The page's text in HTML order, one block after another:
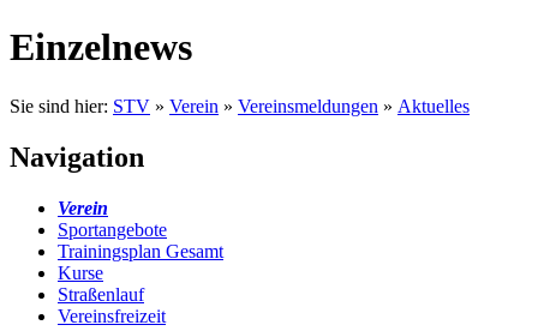
Einzelnews
Sie sind hier: STV » Verein » Vereinsmeldungen » Aktuelles
Navigation
Verein
Sportangebote
Trainingsplan Gesamt
Kurse
Straßenlauf
Vereinsfreizeit